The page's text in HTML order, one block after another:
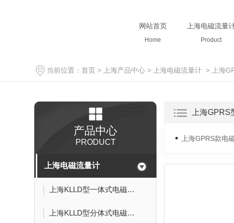
网站首页
Home
上海电磁流量
Product
当前位置： 首页 > 上海产品中心 > 上海电磁流量计 > 上海
产品中心
PRODUCT
上海电磁流量计
上海KLLD型一体式电磁流量计
上海KLLD型分体式电磁流量计
上海
上海GPRS款电